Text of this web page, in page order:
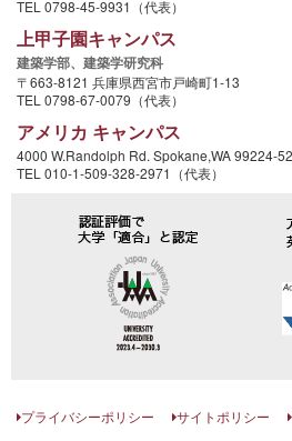
TEL 0798-45-9931（代表）
上甲子園キャンパス
建築学部、 建築学研究科
〒663-8121 兵庫県西宮市戸崎町1-13
TEL 0798-67-0079（代表）
アメリカ キャンパス
4000 W.Randolph Rd. Spokane,WA 99224-
TEL 010-1-509-328-2971（代表）
プライバシーポリシー サイトポリシー